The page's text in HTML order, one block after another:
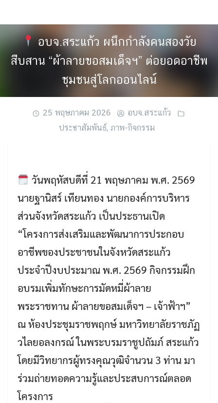
อบจ.สระแก้ว ผนึกกำลังคนสองวัย
สืบสาน “ผ้าลายขอสมเด็จฯ” ต่อยอดอาชีพ
ชุมชนสู่โลกออนไลน์
25 พฤษภาคม 2026
อบจ.สระแก้ว
ประชาสัมพันธ์, ภาพ-กิจกรรม
วันพฤหัสบดีที่ 21 พฤษภาคม พ.ศ. 2569
นายฐานิสร์ เทียนทอง นายกองค์การบริหาร
ส่วนจังหวัดสระแก้ว เป็นประธานเปิด
“โครงการส่งเสริมและพัฒนาการประกอบ
อาชีพของประชาชนในจังหวัดสระแก้ว
ประจำปีงบประมาณ พ.ศ. 2569 กิจกรรมฝึก
อบรมเพิ่มทักษะการมัดหมี่ผ้าลาย
พระราชทาน ผ้าลายขอสมเด็จฯ – เจ้าฟ้าฯ”
ณ ห้องประชุมราชพฤกษ์ มหาวิทยาลัยราชภัฏ
วไลยอลงกรณ์ ในพระบรมราชูปถัมภ์ สระแก้ว
โดยมีวิทยากรผู้ทรงคุณวุฒิจำนวน 3 ท่าน มา
ร่วมถ่ายทอดความรู้และประสบการณ์ตลอด
โครงการ